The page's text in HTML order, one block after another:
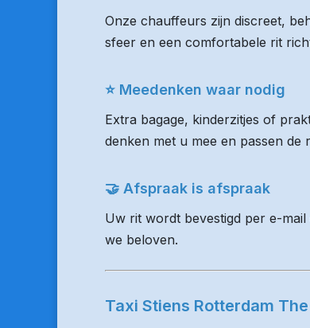
Onze chauffeurs zijn discreet,
sfeer en een comfortabele rit
⭐ Meedenken waar nodig
Extra bagage, kinderzitjes of
denken met u mee en passen de
🤝 Afspraak is afspraak
Uw rit wordt bevestigd per e-
we beloven.
Taxi Stiens Rotterdam